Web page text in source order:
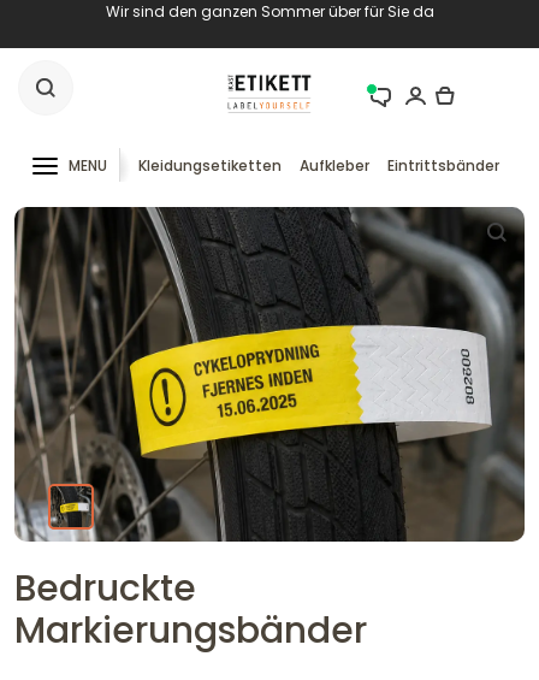
Wir sind den ganzen Sommer über für Sie da
MENU Kleidungsetiketten Aufkleber Eintrittsbänder
Bedruckte
Markierungsbänder